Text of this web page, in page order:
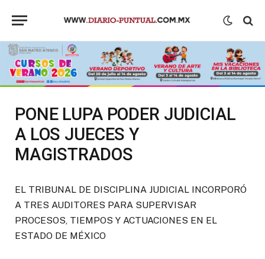
PONE LUPA PODER JUDICIAL
A LOS JUECES Y
MAGISTRADOS
EL TRIBUNAL DE DISCIPLINA JUDICIAL INCORPORÓ
A TRES AUDITORES PARA SUPERVISAR
PROCESOS, TIEMPOS Y ACTUACIONES EN EL
ESTADO DE MÉXICO